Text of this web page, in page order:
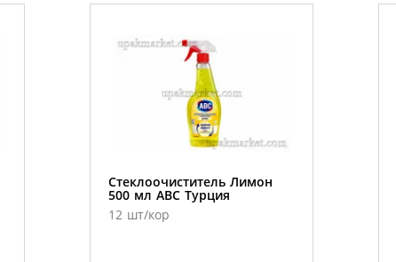
Стеклоочиститель Лимон
500 мл АВС Турция
12 шт/кор